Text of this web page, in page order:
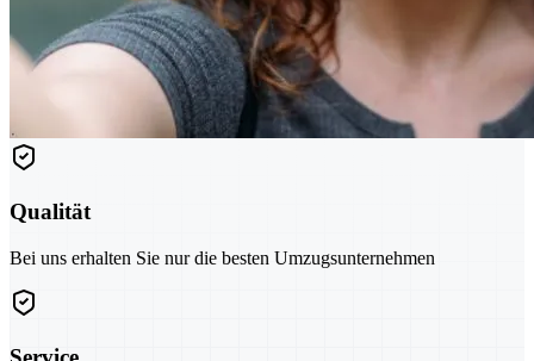
Qualität
Bei uns erhalten Sie nur die besten Umzugsunternehmen